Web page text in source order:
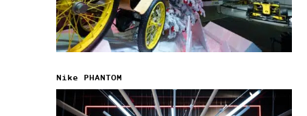
Nike PHANTOM